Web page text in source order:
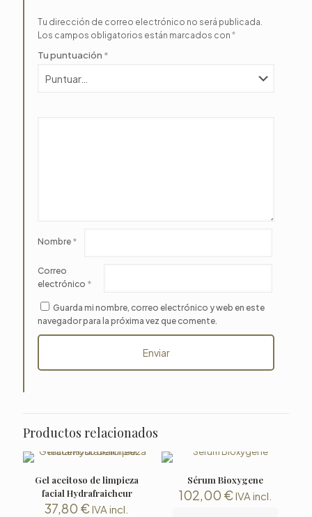
Tu dirección de correo electrónico no será publicada.
Los campos obligatorios están marcados con *
Tu puntuación *
Nombre *
Correo
electrónico *
Guarda mi nombre, correo electrónico y web en este
navegador para la próxima vez que comente.
Productos relacionados
Gel aceitoso de limpieza
facial Hydrafraicheur
37,80 €IVA incl.
Sérum Bioxygene
102,00 €IVA incl.